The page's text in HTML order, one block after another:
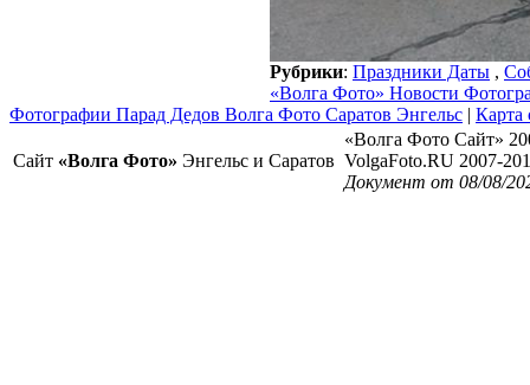
Рубрики: Праздники Даты ,
«Волга Фото» Новости
Фотографии Парад Дедов Волга Фото Саратов Энгельс | Карта
Сайт «Волга Фото» Энгельс и Саратов
«Волга Фото Сайт»
VolgaFoto.RU 2007-
Документ от 08/08/